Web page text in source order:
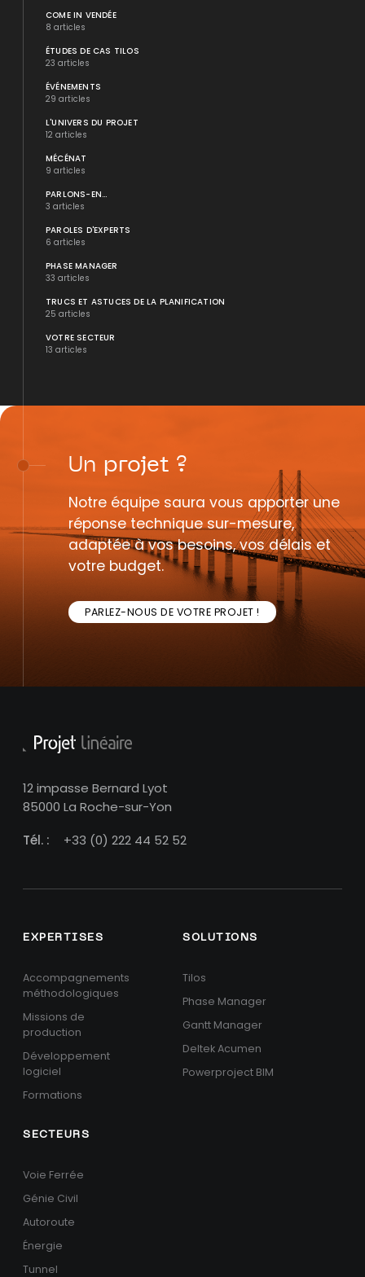
COME IN VENDÉE
8 articles
ÉTUDES DE CAS TILOS
23 articles
ÉVÉNEMENTS
29 articles
L'UNIVERS DU PROJET
12 articles
MÉCÉNAT
9 articles
PARLONS-EN...
3 articles
PAROLES D'EXPERTS
6 articles
PHASE MANAGER
33 articles
TRUCS ET ASTUCES DE LA PLANIFICATION
25 articles
VOTRE SECTEUR
13 articles
Un projet ?
Notre équipe saura vous apporter une
réponse technique sur-mesure,
adaptée à vos besoins, vos délais et
votre budget.
PARLEZ-NOUS DE VOTRE PROJET !
12 impasse Bernard Lyot
85000 La Roche-sur-Yon
Tél. :
+33 (0) 222 44 52 52
EXPERTISES
Accompagnements
méthodologiques
Missions de
production
Développement
logiciel
Formations
SOLUTIONS
Tilos
Phase Manager
Gantt Manager
Deltek Acumen
Powerproject BIM
SECTEURS
Voie Ferrée
Génie Civil
Autoroute
Énergie
Tunnel